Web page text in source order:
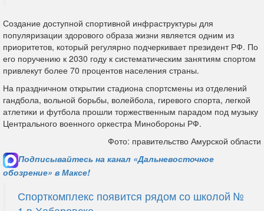
Создание доступной спортивной инфраструктуры для
популяризации здорового образа жизни является одним из
приоритетов, который регулярно подчеркивает президент РФ. По
его поручению к 2030 году к систематическим занятиям спортом
привлекут более 70 процентов населения страны.
На праздничном открытии стадиона спортсмены из отделений
гандбола, вольной борьбы, волейбола, гиревого спорта, легкой
атлетики и футбола прошли торжественным парадом под музыку
Центрального военного оркестра Минобороны РФ.
Фото: правительство Амурской области
Подписывайтесь на канал «Дальневосточное
обозрение» в Максе!
Спорткомплекс появится рядом со школой №